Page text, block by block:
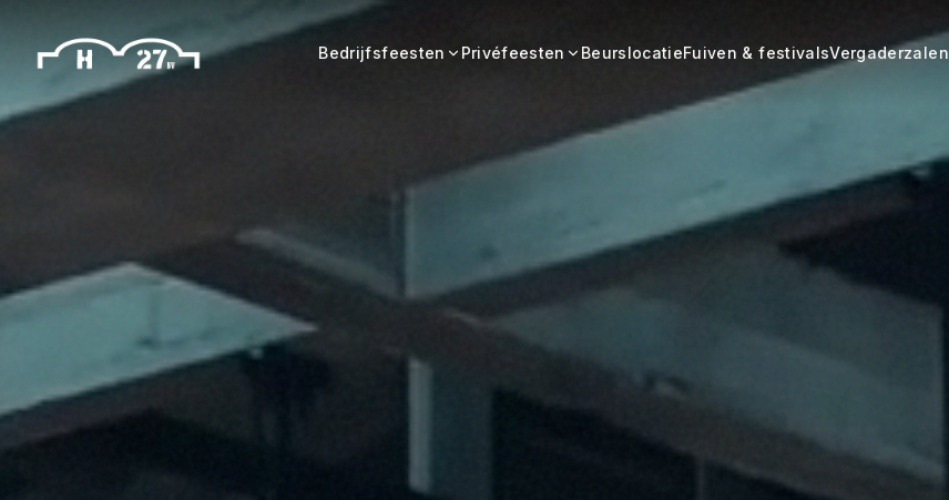
Bedrijfsfeesten Privéfeesten BeurslocatieFuiven & festivalsVergaderzalen